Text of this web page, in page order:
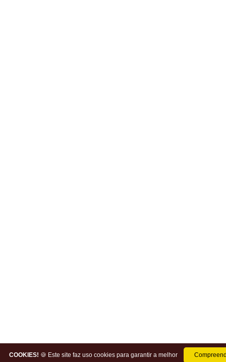
COOKIES! 🍪 Este site faz uso cookies para garantir a melhor